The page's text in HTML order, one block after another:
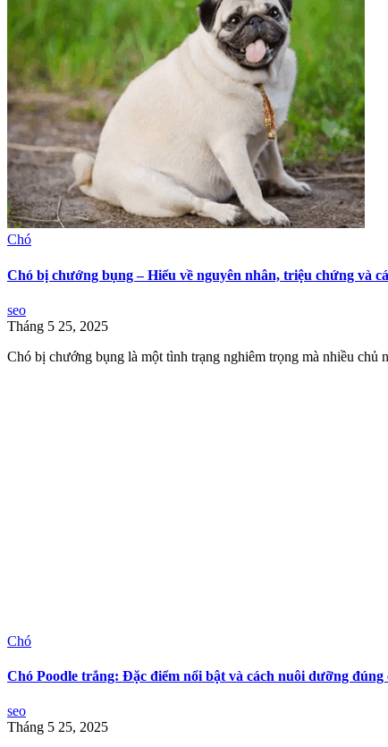
Chó
Chó bị chướng bụng – Hiểu về nguyên nhân, triệu chứng và
seo
Tháng 5 25, 2025
Chó bị chướng bụng là một tình trạng nghiêm trọng mà nhiều chủ
Chó
Chó Poodle trắng: Đặc điểm nổi bật và cách nuôi dưỡng đúng
seo
Tháng 5 25, 2025